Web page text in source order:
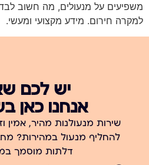
משפיעים על מנעולים, מה חשוב
למקרה חירום. מידע מקצועי ומעשי.
יש לכם
אנחנו כאן
שירות מנעולנות מהיר, אמין
להחליף מנעול במהירות?
דלתות מוסמך